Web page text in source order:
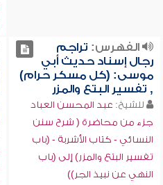
الفهرس: تراجم
رجال إسناد حديث أبي
موسى: (كل مسكر حرام)
, تفسير البتع والمزر
للشيخ: عبد المحسن العباد
جزء من محاضرة ( شرح سنن
النسائي - كتاب الأشربة - (باب
تفسير البتع والمزر) إلى (باب
النهي عن نبيذ الجر))